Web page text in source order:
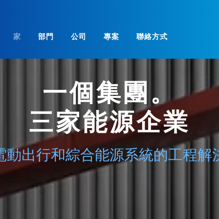
家 部門 公司 專案 聯絡方式
一個集團。
三家能源企業
動出行和綜合能源系統的工程解